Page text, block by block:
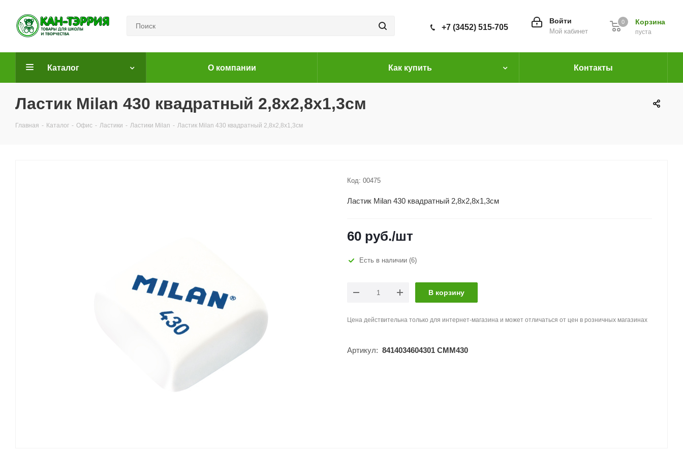
Корзина
пуста
0
Войти
Мой кабинет
+7 (3452) 515-705
Каталог О компании Как купить Контакты
Ластик Milan 430 квадратный 2,8х2,8х1,3см
Главная - Каталог - Офис - Ластики - Ластики Milan - Ластик Milan 430 квадратный 2,8х2,8х1,3см
Код: 00475
Ластик Milan 430 квадратный 2,8х2,8х1,3см
60 руб./шт
Есть в наличии (6)
В корзину
Цена действительна только для интернет-магазина и может отличаться от цен в розничных магазинах
Артикул: 8414034604301 CMM430